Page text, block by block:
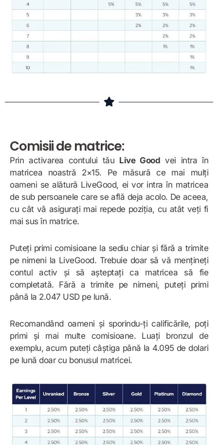
Comisii de matrice:
Prin activarea contului tău Live Good vei intra în
matricea noastră 2×15. Pe măsură ce mai mulți
oameni se alătură LiveGood, ei vor intra în matricea
de sub persoanele care se află deja acolo. De aceea,
cu cât vă asigurați mai repede poziția, cu atât veți fi
mai sus în matrice.
Puteți primi comisioane la sediu chiar și fără a trimite
pe nimeni la LiveGood. Trebuie doar să vă mențineți
contul activ și să așteptați ca matricea să fie
completată. Fără a trimite pe nimeni, puteți primi
până la 2.047 USD pe lună.
Recomandând oameni și sporindu-ți calificările, poți
primi și mai multe comisioane. Luați bronzul de
exemplu, acum puteți câștiga până la 4.095 de dolari
pe lună doar cu bonusul matricei.